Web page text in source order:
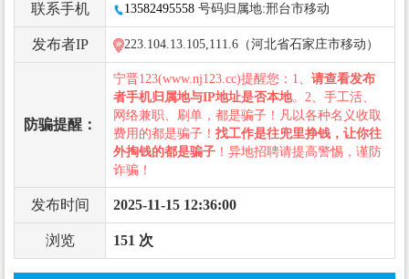
联系手机 13582495558 号码归属地:邢台市移动
发布者IP 223.104.13.105,111.6（河北省石家庄市移动）
防骗提醒：
宁晋123(www.nj123.cc)提醒您：1、 请查看发布
者手机归属地与IP地址是否本地。2、手工活、
网络兼职、刷单，都是骗子！凡以各种名义收取
费用的都是骗子！ 找工作是往兜里挣钱，让你往
外掏钱的都是骗子 ！异地招聘请提高警惕，谨防
诈骗！
发布时间 2025-11-15 12:36:00
浏览 151 次